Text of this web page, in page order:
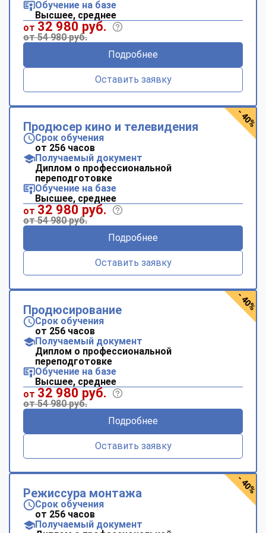
Обучение на базе
Высшее, среднее
от 32 980 руб.
от 54 980 руб.
Подробнее
Оставить заявку
Продюсер кино и телевидения
Срок обучения
от 256 часов
Получаемый документ
Диплом о профессиональной
переподготовке
Обучение на базе
Высшее, среднее
от 32 980 руб.
от 54 980 руб.
Подробнее
Оставить заявку
- 40%
Продюсирование
Срок обучения
от 256 часов
Получаемый документ
Диплом о профессиональной
переподготовке
Обучение на базе
Высшее, среднее
от 32 980 руб.
от 54 980 руб.
Подробнее
Оставить заявку
- 40%
Режиссура монтажа
Срок обучения
от 256 часов
Получаемый документ
- 40%